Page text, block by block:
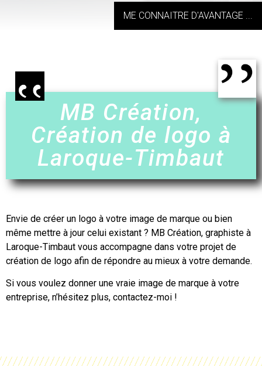
ME CONNAITRE D'AVANTAGE ...
MB Création,
Création de logo à
Laroque-Timbaut
Envie de créer un logo à votre image de marque ou bien
même mettre à jour celui existant ? MB Création, graphiste à
Laroque-Timbaut vous accompagne dans votre projet de
création de logo afin de répondre au mieux à votre demande.
Si vous voulez donner une vraie image de marque à votre
entreprise, n’hésitez plus, contactez-moi !